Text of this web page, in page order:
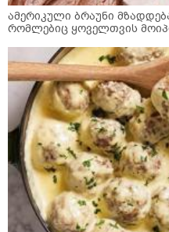
ამერიკული ბრაუნი
რომლებიც ყოველთვის